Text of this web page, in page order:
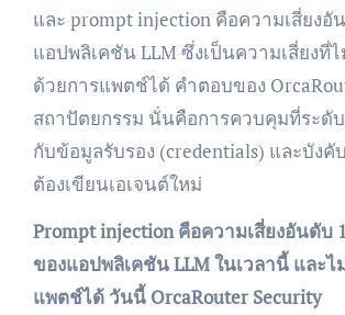
และ prompt injection คือความเสี่ยงอั
แอปพลิเคชัน LLM ซึ่งเป็นความเสี่ยงที่
ด้วยการแพตช์ได้ คำตอบของ
สถาปัตยกรรม นั่นคือการควบคุมที่ระดับ
กับข้อมูลรับรอง (credentials) และบังคั
ต้องเขียนเอเจนต์ใหม่
Prompt injection คือความเสี่ยงอันดับ 1
ของแอปพลิเคชัน LLM ในเวลานี้ และไ
แพตช์ได้ วันนี้ OrcaRouter Security